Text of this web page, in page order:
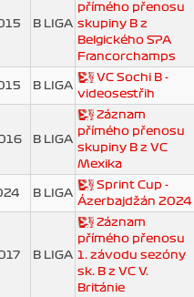
B LIGA
přímého přenosu
skupiny B z
Belgického SPA
Francorchamps
B LIGA
VC Sochi B -
videosestřih
B LIGA
Záznam
přímého přenosu
skupiny B z VC
Mexika
B LIGA
Sprint Cup -
Ázerbajdžán 2024
B LIGA
Záznam
přímého přenosu
1. závodu sezóny
sk. B z VC V.
Británie